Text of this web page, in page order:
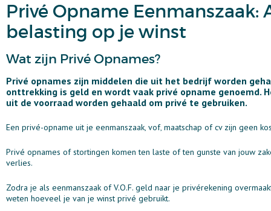
Privé Opname
belasting op je winst
Wat zijn Privé Opnames?
Privé opnames zijn middelen die uit het bedrijf worden
onttrekking is geld en wordt vaak privé opname
uit de voorraad worden gehaald om privé te gebruiken.
Een privé-opname uit je eenmanszaak‚ vof‚ maatschap of cv zijn geen
Privé opnames of stortingen komen ten laste of ten gunste van jouw
verlies.
Zodra je als eenmanszaak of V.O.F. geld naar je privérekening
weten hoeveel je van je winst privé gebruikt.